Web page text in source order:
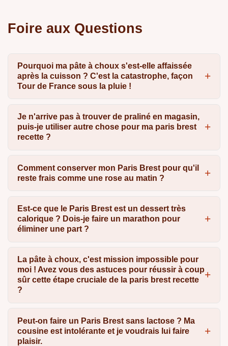
Foire aux Questions
Pourquoi ma pâte à choux s'est-elle affaissée
après la cuisson ? C'est la catastrophe, façon
Tour de France sous la pluie !
Je n'arrive pas à trouver de praliné en magasin,
puis-je utiliser autre chose pour ma paris brest
recette ?
Comment conserver mon Paris Brest pour qu'il
reste frais comme une rose au matin ?
Est-ce que le Paris Brest est un dessert très
calorique ? Dois-je faire un marathon pour
éliminer une part ?
La pâte à choux, c'est mission impossible pour
moi ! Avez vous des astuces pour réussir à coup
sûr cette étape cruciale de la paris brest recette
?
Peut-on faire un Paris Brest sans lactose ? Ma
cousine est intolérante et je voudrais lui faire
plaisir.